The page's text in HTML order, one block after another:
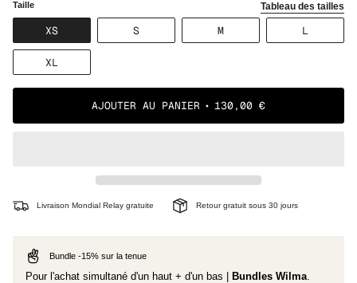
Taille Tableau des tailles
XSVARIANTE
ÉPUISÉE
SVARIANTE
ÉPUISÉE
MVARIANTE
ÉPUISÉE
L
ÉPUISÉE
XL
ÉPUISÉE
OU
AJOUTER AU PANIER 130,00 €
Livraison Mondial Relay gratuite Retour gratuit sous 30 jours
Bundle -15% sur la tenue
Pour l'achat simultané d'un haut + d'un bas | Bundles Wilma